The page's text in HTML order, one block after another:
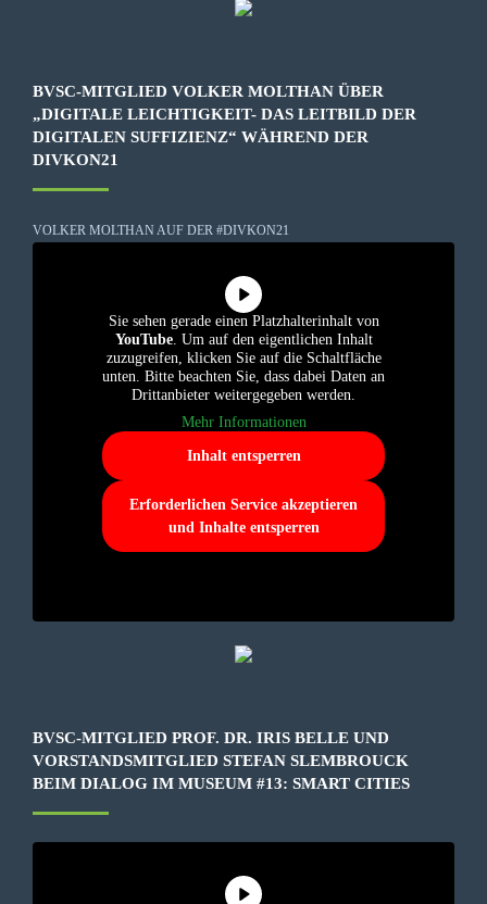
BVSC-MITGLIED VOLKER MOLTHAN ÜBER
„DIGITALE LEICHTIGKEIT- DAS LEITBILD DER
DIGITALEN SUFFIZIENZ“ WÄHREND DER
DIVKON21
VOLKER MOLTHAN AUF DER #DIVKON21
Sie sehen gerade einen Platzhalterinhalt von
YouTube. Um auf den eigentlichen Inhalt
zuzugreifen, klicken Sie auf die Schaltfläche
unten. Bitte beachten Sie, dass dabei Daten an
Drittanbieter weitergegeben werden.
Mehr Informationen
Inhalt entsperren
Erforderlichen Service akzeptieren
und Inhalte entsperren
BVSC-MITGLIED PROF. DR. IRIS BELLE UND
VORSTANDSMITGLIED STEFAN SLEMBROUCK
BEIM DIALOG IM MUSEUM #13: SMART CITIES